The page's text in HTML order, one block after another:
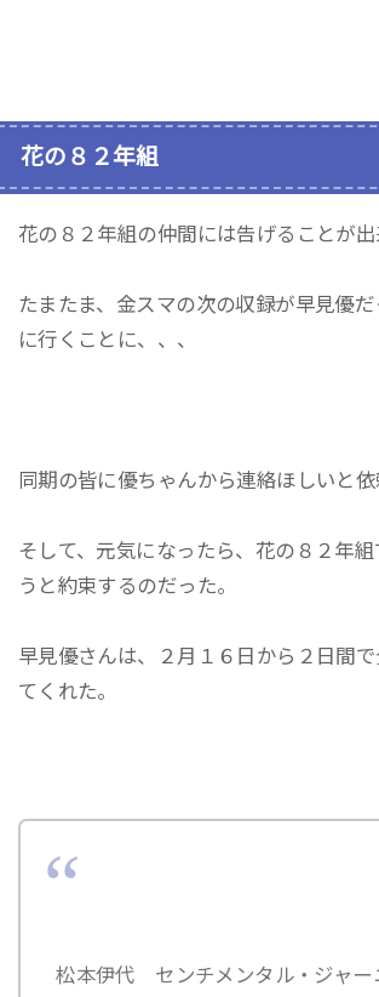
花の８２年組
花の８２年組の仲間には告げることが出
たまたま、金スマの次の収録が早見優
に行くことに、、、
同期の皆に優ちゃんから連絡ほしいと依
そして、元気になったら、花の８２年
うと約束するのだった。
早見優さんは、２月１６日から２日間
てくれた。
松本伊代 センチメンタル・ジャ